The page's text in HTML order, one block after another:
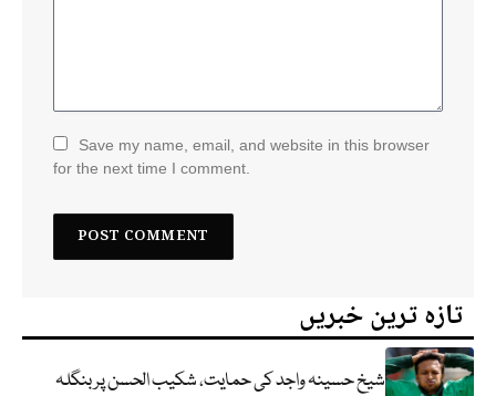
Save my name, email, and website in this browser
for the next time I comment.
تازہ ترین خبریں
شیخ حسینہ واجد کی حمایت، شکیب الحسن پر بنگلہ